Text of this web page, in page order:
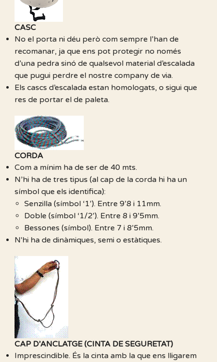
CASC
No el porta ni déu però com sempre l’han de
recomanar, ja que ens pot protegir no només
d’una pedra sinó de qualsevol material d’escalada
que pugui perdre el nostre company de via.
Els cascs d’escalada estan homologats, o sigui que
res de portar el de paleta.
CORDA
Com a mínim ha de ser de 40 mts.
N’hi ha de tres tipus (al cap de la corda hi ha un
símbol que els identifica):
Senzilla (símbol ‘1’). Entre 9’8 i 11mm.
Doble (símbol ‘1/2’). Entre 8 i 9’5mm.
Bessones (símbol). Entre 7 i 8’5mm.
N'hi ha de dinàmiques, semi o estàtiques.
CAP D’ANCLATGE (CINTA DE SEGURETAT)
Imprescindible. És la cinta amb la que ens lligarem